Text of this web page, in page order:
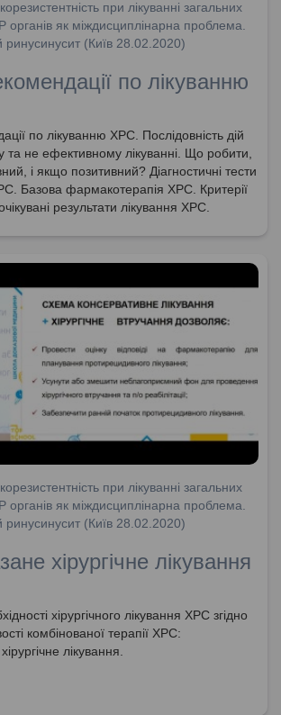
при лікуванні загальних
як міждисциплінарна проблема.
ринусинусит (Київ 28.02.2020)
по лікуванню
по лікуванню ХРС. Послідовність дій
не ефективному лікуванні. Що робити,
і якщо позитивний? Діагностичні тести
Базова фармакотерапія ХРС. Критерії
результати лікування ХРС.
при лікуванні загальних
як міждисциплінарна проблема.
ринусинусит (Київ 28.02.2020)
хірургічне лікування
хірургічного лікування ХРС згідно
комбінованої терапії ХРС:
лікування.